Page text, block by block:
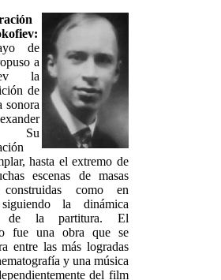
de
a
la
de
sonora
Su
hasta el extremo de
escenas de masas
como en
la dinámica
de la partitura. El
fue una obra que se
entre las más logradas
y una música
del film